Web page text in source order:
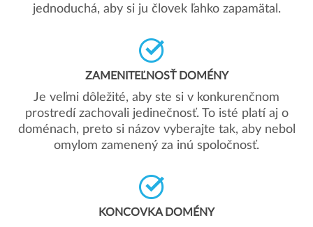
jednoduchá, aby si ju človek ľahko zapamätal.
ZAMENITEĽNOSŤ DOMÉNY
Je veľmi dôležité, aby ste si v konkurenčnom
prostredí zachovali jedinečnosť. To isté platí aj o
doménach, preto si názov vyberajte tak, aby nebol
omylom zamenený za inú spoločnosť.
KONCOVKA DOMÉNY